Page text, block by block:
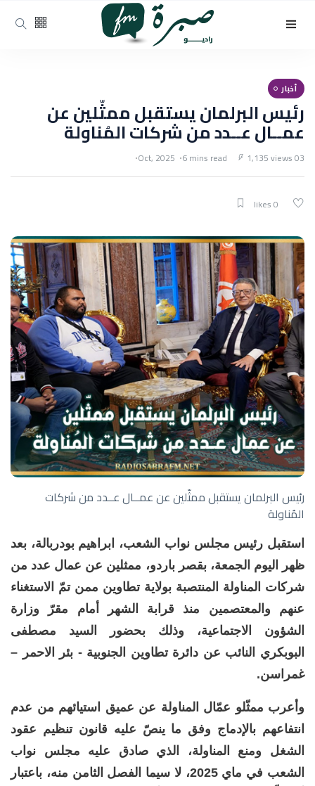
أخبار
رئيس البرلمان يستقبل ممثّلين عن
عمــال عــدد من شركات المُناولة
03 Oct, 2025
6 mins read 1,135 views
رئيس البرلمان يستقبل ممثّلين عن عمــال عــدد من شركات
المُناولة
استقبل رئيس مجلس نواب الشعب، ابراهيم بودربالة، بعد
ظهر اليوم الجمعة، بقصر باردو، ممثلين عن عمال عدد من
شركات المناولة المنتصبة بولاية تطاوين ممن تمّ الاستغناء
عنهم والمعتصمين منذ قرابة الشهر أمام مقرّ وزارة
الشؤون الاجتماعية، وذلك بحضور السيد مصطفى
البوبكري النائب عن دائرة تطاوين الجنوبية - بئر الاحمر –
غمراسن.
وأعرب ممثّلو عمّال المناولة عن عميق استيائهم من عدم
انتفاعهم بالإدماج وفق ما ينصّ عليه قانون تنظيم عقود
الشغل ومنع المناولة، الذي صادق عليه مجلس نواب
الشعب في ماي 2025، لا سيما الفصل الثامن منه، باعتبار